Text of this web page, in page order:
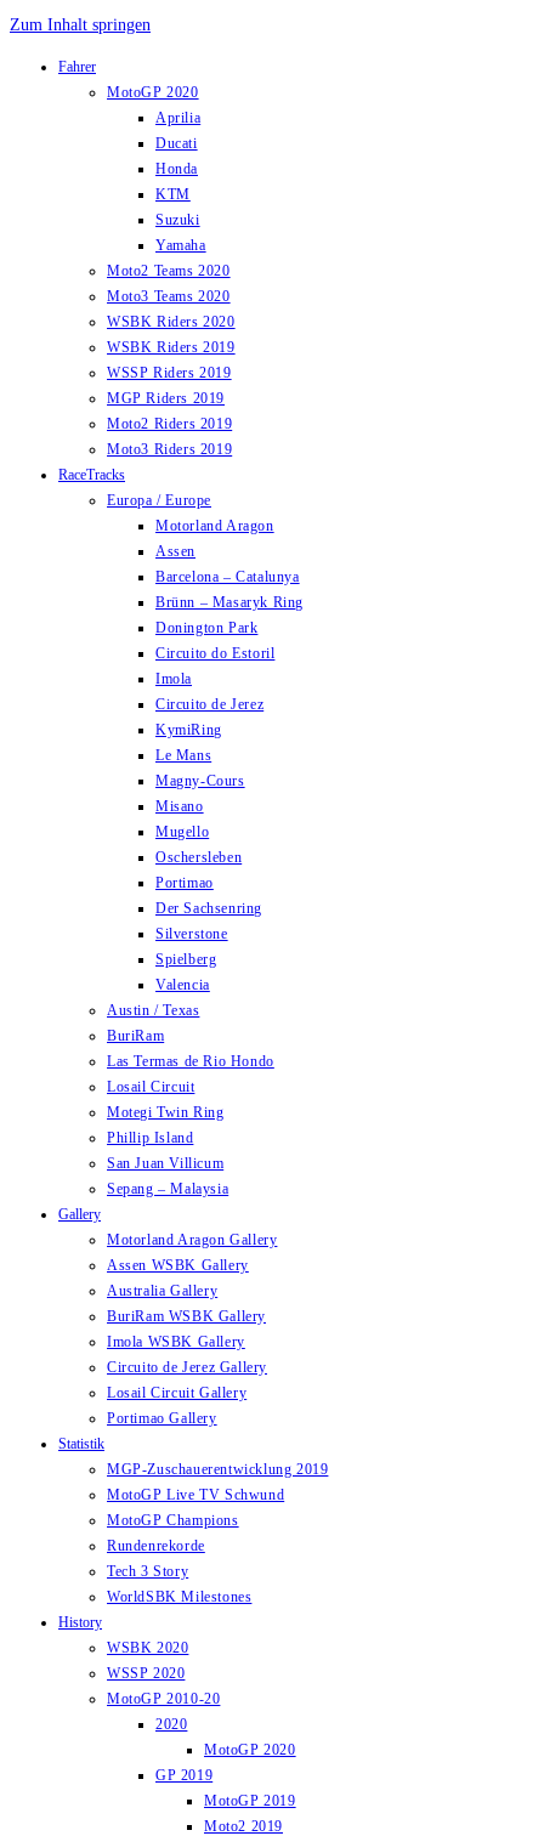
Zum Inhalt springen
Fahrer
MotoGP 2020
Aprilia
Ducati
Honda
KTM
Suzuki
Yamaha
Moto2 Teams 2020
Moto3 Teams 2020
WSBK Riders 2020
WSBK Riders 2019
WSSP Riders 2019
MGP Riders 2019
Moto2 Riders 2019
Moto3 Riders 2019
RaceTracks
Europa / Europe
Motorland Aragon
Assen
Barcelona – Catalunya
Brünn – Masaryk Ring
Donington Park
Circuito do Estoril
Imola
Circuito de Jerez
KymiRing
Le Mans
Magny-Cours
Misano
Mugello
Oschersleben
Portimao
Der Sachsenring
Silverstone
Spielberg
Valencia
Austin / Texas
BuriRam
Las Termas de Rio Hondo
Losail Circuit
Motegi Twin Ring
Phillip Island
San Juan Villicum
Sepang – Malaysia
Gallery
Motorland Aragon Gallery
Assen WSBK Gallery
Australia Gallery
BuriRam WSBK Gallery
Imola WSBK Gallery
Circuito de Jerez Gallery
Losail Circuit Gallery
Portimao Gallery
Statistik
MGP-Zuschauerentwicklung 2019
MotoGP Live TV Schwund
MotoGP Champions
Rundenrekorde
Tech 3 Story
WorldSBK Milestones
History
WSBK 2020
WSSP 2020
MotoGP 2010-20
2020
MotoGP 2020
GP 2019
MotoGP 2019
Moto2 2019